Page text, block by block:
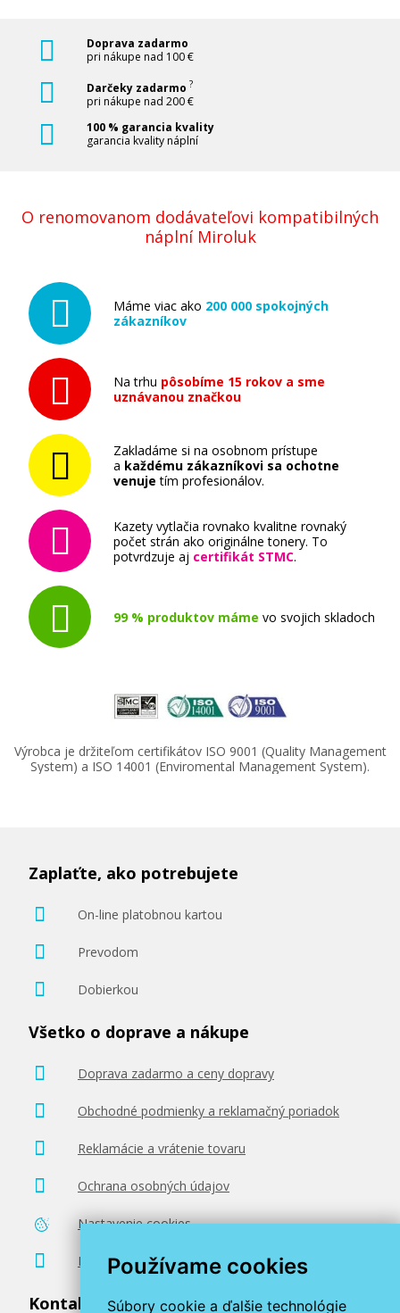
Používame cookies
Súbory cookie a ďalšie technológie
Doprava zadarmo
pri nákupe nad 100 €
Darčeky zadarmo ?
pri nákupe nad 200 €
100 % garancia kvality
garancia kvality náplní
O renomovanom dodávateľovi kompatibilných
náplní Miroluk
Máme viac ako 200 000 spokojných
zákazníkov
Na trhu pôsobíme 15 rokov a sme
uznávanou značkou
Zakladáme si na osobnom prístupe
a každému zákazníkovi sa ochotne
venuje tím profesionálov.
Kazety vytlačia rovnako kvalitne rovnaký
počet strán ako originálne tonery. To
potvrdzuje aj certifikát STMC.
99 % produktov máme vo svojich skladoch
Výrobca je držiteľom certifikátov ISO 9001 (Quality Management
System) a ISO 14001 (Enviromental Management System).
Zaplaťte, ako potrebujete
On-line platobnou kartou
Prevodom
Dobierkou
Všetko o doprave a nákupe
Doprava zadarmo a ceny dopravy
Obchodné podmienky a reklamačný poriadok
Reklamácie a vrátenie tovaru
Ochrana osobných údajov
Nastavenie cookies
Poradenstvo zadarmo
Kontaktujte nás